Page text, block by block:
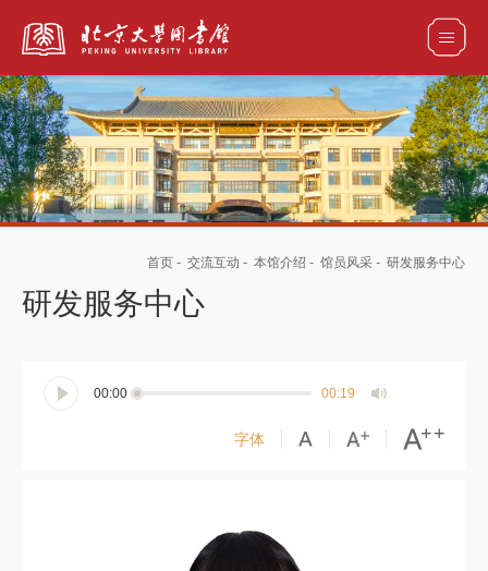
全部资源
首页 - 交流互动 - 本馆介绍 - 馆员风采 - 研发服务中心
研发服务中心
00:00 00:19
字体